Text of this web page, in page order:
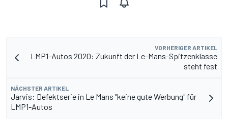
VORHERIGER ARTIKEL
LMP1-Autos 2020: Zukunft der Le-Mans-Spitzenklasse
steht fest
NÄCHSTER ARTIKEL
Jarvis: Defektserie in Le Mans "keine gute Werbung" für
LMP1-Autos